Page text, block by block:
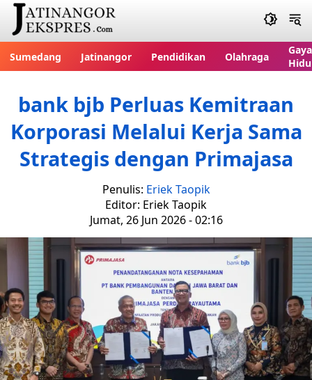
Sumedang Jatinangor Pendidikan Olahraga
Gaya
bank bjb Perluas Kemitraan
Korporasi Melalui Kerja Sama
Strategis dengan Primajasa
Penulis: Eriek Taopik
Editor: Eriek Taopik
Jumat, 26 Jun 2026 - 02:16